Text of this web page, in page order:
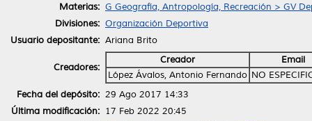
Materias: G Geografía, Antropología, Recreación > GV
Divisiones: Organización Deportiva
Usuario depositante: Ariana Brito
Creadores:
Creador
Email
López Ávalos, Antonio Fernando NO
Fecha del depósito: 29 Ago 2017 14:33
Última modificación: 17 Feb 2022 20:45